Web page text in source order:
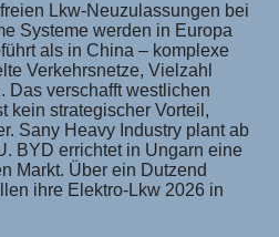
Lkw-Neuzulassungen bei
Systeme werden in Europa
als in China – komplexe
Verkehrsnetze, Vielzahl
Das verschafft westlichen
kein strategischer Vorteil,
Sany Heavy Industry plant ab
BYD errichtet in Ungarn eine
Markt. Über ein Dutzend
ihre Elektro-Lkw 2026 in